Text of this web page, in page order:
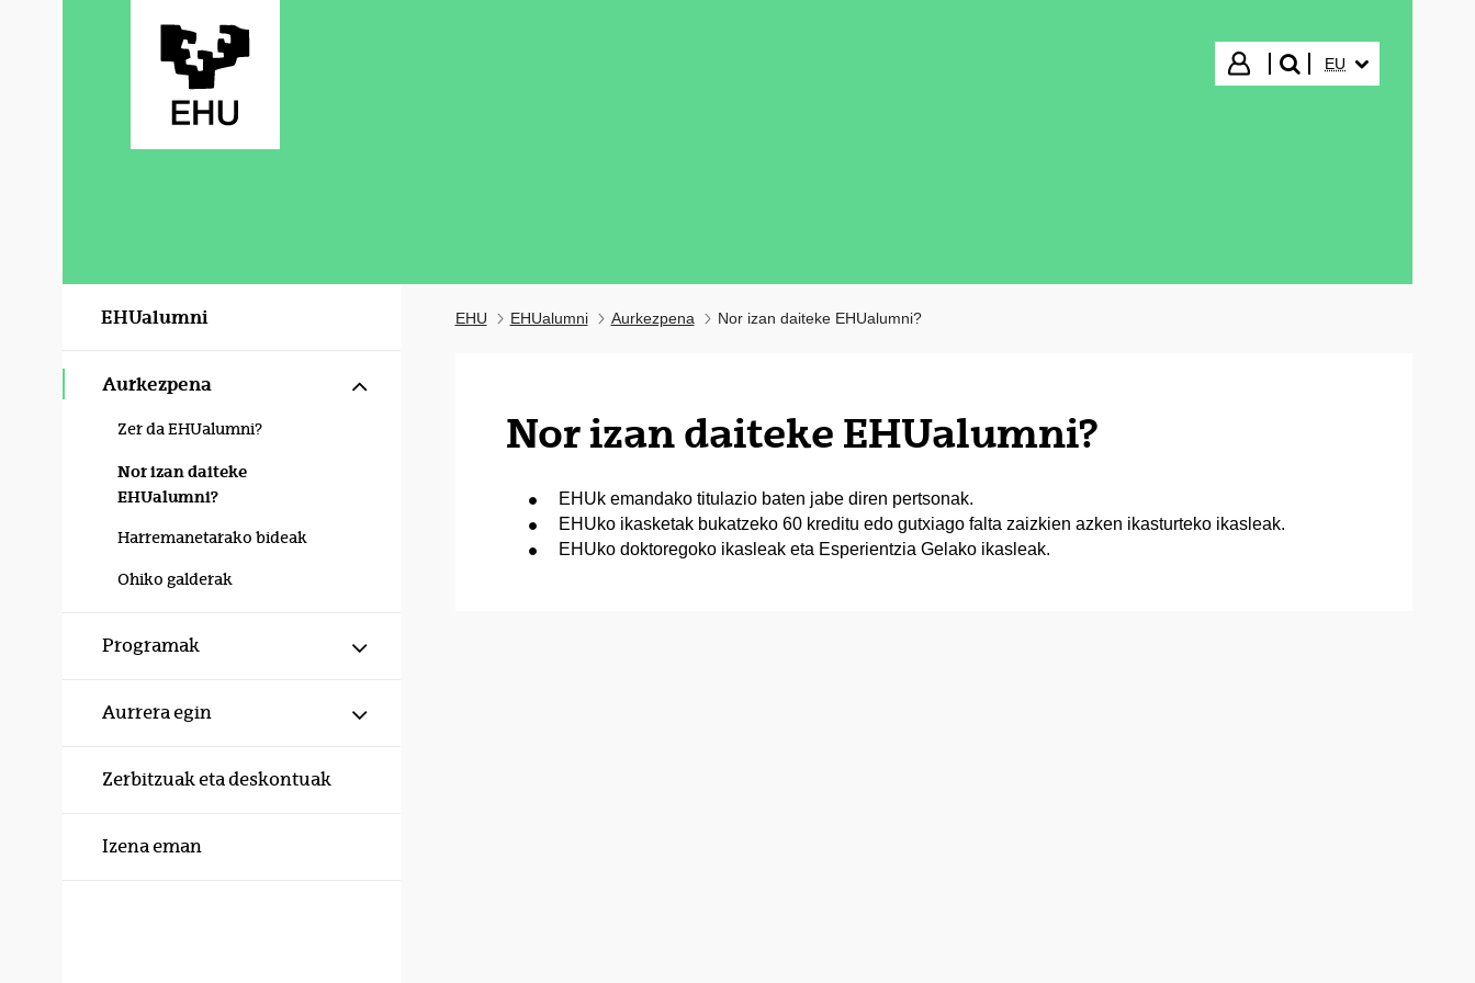
Hasi saioa
bilatu"
EU
EHUalumni
Aurkezpena Erakutsi/izkutatu azpiorriak
Zer da EHUalumni?
Nor izan daiteke
EHUalumni?
Harremanetarako bideak
Ohiko galderak
Programak Erakutsi/izkutatu azpiorriak
Aurrera egin Erakutsi/izkutatu azpiorriak
Zerbitzuak eta deskontuak
Izena eman
EHU EHUalumni Aurkezpena Nor izan daiteke EHUalumni?
Nor izan daiteke EHUalumni?
EHUk emandako titulazio baten jabe diren pertsonak.
EHUko ikasketak bukatzeko 60 kreditu edo gutxiago falta zaizkien azken ikasturteko ikasleak.
EHUko doktoregoko ikasleak eta Esperientzia Gelako ikasleak.